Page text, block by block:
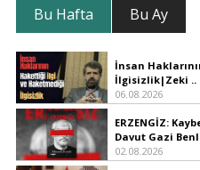
Bu Hafta Bu Ay
İnsan
İlgisizlik|Zeki ..
06.08.2026
ERZENGİZ:
Davut Gazi
02.08.2026